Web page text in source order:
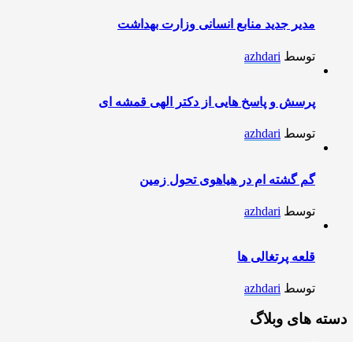
مدیر جدید منابع انسانی وزارت بهداشت
توسط azhdari
پرسش و پاسخ هایی از دکتر الهی قمشه ای
توسط azhdari
گم گشته ام در هیاهوی تحول زمین
توسط azhdari
قلعه پرتغالی ها
توسط azhdari
دسته های وبلاگ